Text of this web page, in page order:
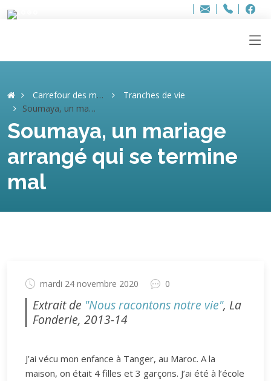
Adresse
info..hâthe..
Tel.
Tel.
Carrefour des mémoires
Tranches de vie
Soumaya, un mariage arrangé qui se termine mal
Soumaya, un mariage
arrangé qui se termine
mal
mardi 24 novembre 2020 0
Extrait de "Nous racontons notre vie", La
Fonderie, 2013-14
J’ai vécu mon enfance à Tanger, au Maroc. A la
maison, on était 4 filles et 3 garçons. J’ai été à l’école